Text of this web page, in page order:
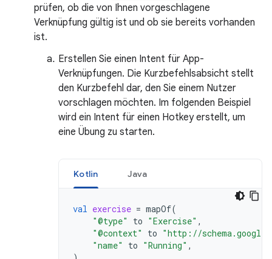
prüfen, ob die von Ihnen vorgeschlagene
Verknüpfung gültig ist und ob sie bereits vorhanden
ist.
Erstellen Sie einen Intent für App-
Verknüpfungen. Die Kurzbefehlsabsicht stellt
den Kurzbefehl dar, den Sie einem Nutzer
vorschlagen möchten. Im folgenden Beispiel
wird ein Intent für einen Hotkey erstellt, um
eine Übung zu starten.
Kotlin Java
val exercise = mapOf(
"@type"
to "Exercise" ,
"@context"
to "http://
"name"
to "Running" ,